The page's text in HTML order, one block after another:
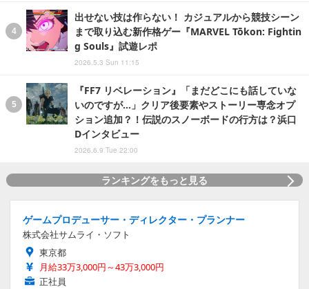
出せない技は作らない！ カジュアルから競技シーン
まで取り込む新作格ゲー『MARVEL Tōkon: Fightin
g Souls』試遊レポ
2026.5.3 Sun 11:15
『FF7 リベレーション』「まだどこにも話していな
いのですが…」クリア後要素やストーリー専念オプ
ション追加？！伝説のスノーボードの行方は？浜口
Dインタビュー
2026.6.9 Tue 22:00
ランキングをもっと見る
ゲームプロデューサー・ディレクター・プランナー
株式会社サムライ・ソフト
東京都
月給33万3,000円～43万3,000円
正社員